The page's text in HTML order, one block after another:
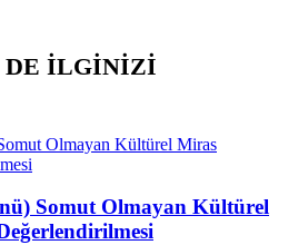
DE İLGİNİZİ
Somut Olmayan Kültürel